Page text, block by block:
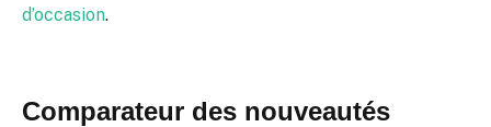
d’occasion.
Comparateur des nouveautés